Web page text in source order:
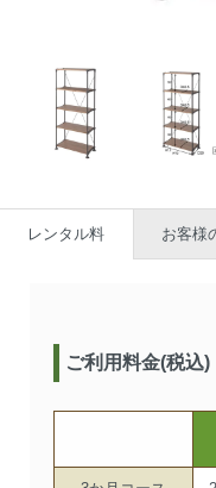
レンタル料 お客様
ご利用料金(税込)